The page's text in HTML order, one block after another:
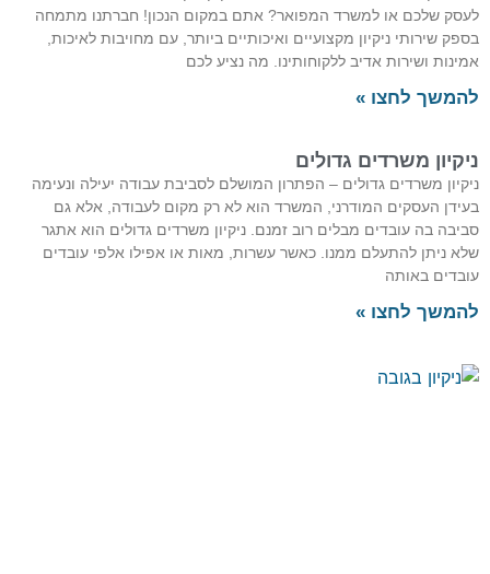
לעסק שלכם או למשרד המפואר? אתם במקום הנכון! חברתנו מתמחה
בספק שירותי ניקיון מקצועיים ואיכותיים ביותר, עם מחויבות לאיכות,
אמינות ושירות אדיב ללקוחותינו. מה נציע לכם
להמשך לחצו »
ניקיון משרדים גדולים
ניקיון משרדים גדולים – הפתרון המושלם לסביבת עבודה יעילה ונעימה
בעידן העסקים המודרני, המשרד הוא לא רק מקום לעבודה, אלא גם
סביבה בה עובדים מבלים רוב זמנם. ניקיון משרדים גדולים הוא אתגר
שלא ניתן להתעלם ממנו. כאשר עשרות, מאות או אפילו אלפי עובדים
עובדים באותה
להמשך לחצו »